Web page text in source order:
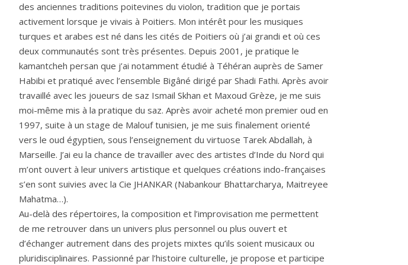
des anciennes traditions poitevines du violon, tradition que je portais
activement lorsque je vivais à Poitiers. Mon intérêt pour les musiques
turques et arabes est né dans les cités de Poitiers où j’ai grandi et où ces
deux communautés sont très présentes. Depuis 2001, je pratique le
kamantcheh persan que j’ai notamment étudié à Téhéran auprès de Samer
Habibi et pratiqué avec l’ensemble Bigâné dirigé par Shadi Fathi. Après avoir
travaillé avec les joueurs de saz Ismail Skhan et Maxoud Grèze, je me suis
moi-même mis à la pratique du saz. Après avoir acheté mon premier oud en
1997, suite à un stage de Malouf tunisien, je me suis finalement orienté
vers le oud égyptien, sous l’enseignement du virtuose Tarek Abdallah, à
Marseille. J’ai eu la chance de travailler avec des artistes d’Inde du Nord qui
m’ont ouvert à leur univers artistique et quelques créations indo-françaises
s’en sont suivies avec la Cie JHANKAR (Nabankour Bhattarcharya, Maitreyee
Mahatma…).
Au-delà des répertoires, la composition et l’improvisation me permettent
de me retrouver dans un univers plus personnel ou plus ouvert et
d’échanger autrement dans des projets mixtes qu’ils soient musicaux ou
pluridisciplinaires. Passionné par l’histoire culturelle, je propose et participe